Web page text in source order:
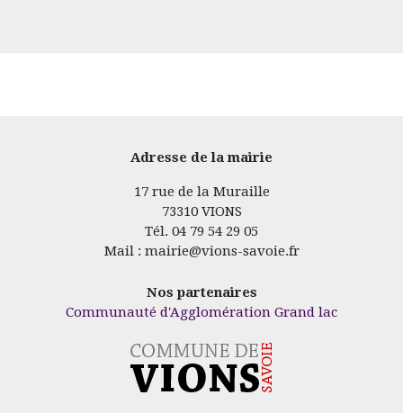
Adresse de la mairie
17 rue de la Muraille
73310 VIONS
Tél. 04 79 54 29 05
Mail : mairie@vions-savoie.fr
Nos partenaires
Communauté d'Agglomération Grand lac